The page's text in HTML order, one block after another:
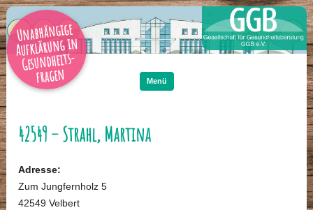
Unabhängige
Aufklärung in
Gesundheits-
fragen Menü
42549 – Strahl, Martina
Adresse:
Zum Jungfernholz 5
42549 Velbert